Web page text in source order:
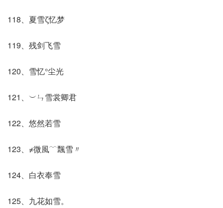
118、夏雪ζ忆梦
119、残剑飞雪
120、雪忆°尘光
121、︶ㄣ雪裳卿君
122、悠然若雪
123、≠微風﹋飄雪〃
124、白衣奉雪
125、九花如雪。